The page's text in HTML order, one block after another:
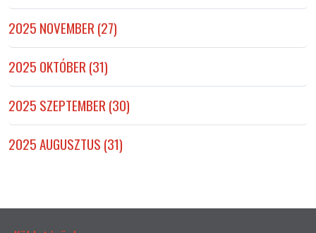
2025 NOVEMBER (27)
2025 OKTÓBER (31)
2025 SZEPTEMBER (30)
2025 AUGUSZTUS (31)